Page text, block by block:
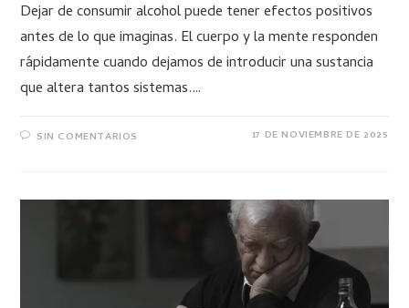
Dejar de consumir alcohol puede tener efectos positivos
antes de lo que imaginas. El cuerpo y la mente responden
rápidamente cuando dejamos de introducir una sustancia
que altera tantos sistemas.…
SIN COMENTARIOS 17 DE NOVIEMBRE DE 2025